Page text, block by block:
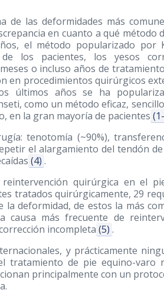
de las deformidades más
en cuanto a qué
el método popularizado por
los pacientes, los yesos
o incluso años de
en procedimientos quirúrgicos
últimos años se ha
como un método eficaz,
en la gran mayoría de pacientes
tenotomía (~90%),
el alargamiento del tendón
(4) .
quirúrgica en el
tratados quirúrgicamente, 29
la deformidad, de estos la más
causa más frecuente de
incompleta (5) .
y prácticamente
tratamiento de pie equino-varo
principalmente con un